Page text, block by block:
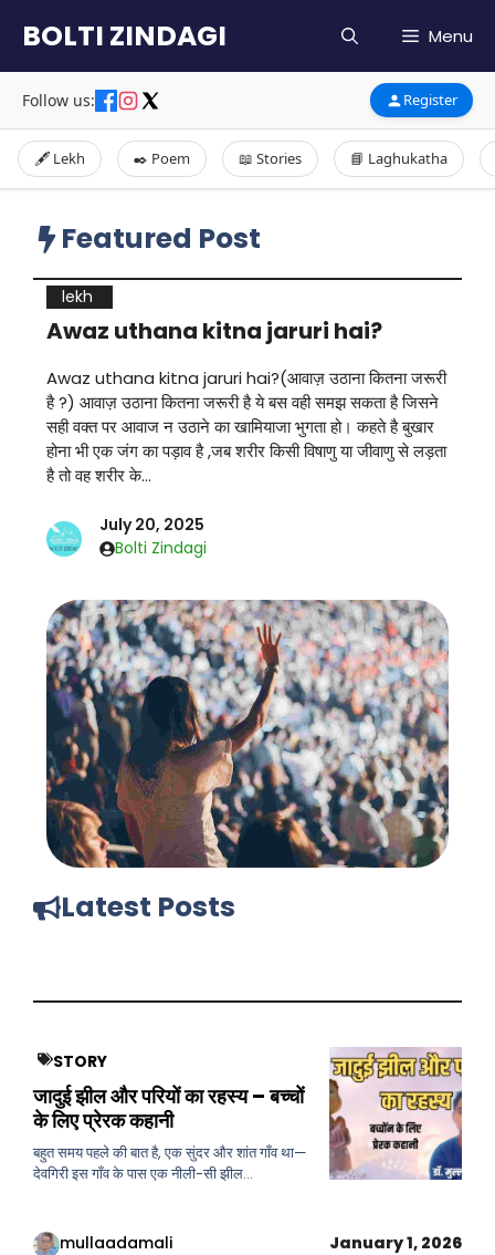
content
BOLTI ZINDAGI Menu
Follow us: Register
🖋️ Lekh ✒️ Poem 📖 Stories 📘 Laghukatha
Featured Post
lekh
Awaz uthana kitna jaruri hai?
Awaz uthana kitna jaruri hai?(आवाज़ उठाना कितना जरूरी
है ?) आवाज़ उठाना कितना जरूरी है ये बस वही समझ सकता है जिसने
सही वक्त पर आवाज न उठाने का खामियाजा भुगता हो। कहते है बुखार
होना भी एक जंग का पड़ाव है ,जब शरीर किसी विषाणु या जीवाणु से लड़ता
है तो वह शरीर के…
July 20, 2025
Bolti Zindagi
Latest Posts
STORY
जादुई झील और परियों का रहस्य – बच्चों
के लिए प्रेरक कहानी
बहुत समय पहले की बात है, एक सुंदर और शांत गाँव था—
देवगिरी इस गाँव के पास एक नीली-सी झील…
mullaadamali January 1, 2026